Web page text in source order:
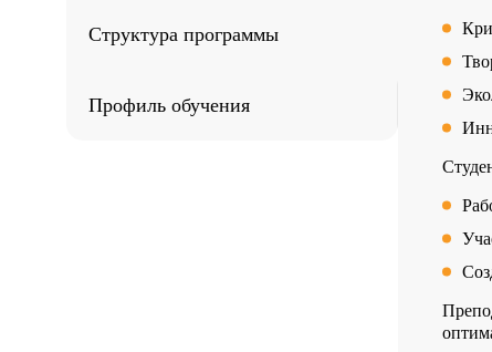
Структура программы
Профиль обучения